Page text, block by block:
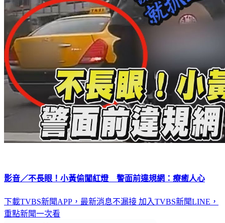
影音／不長眼！小黃偷闖紅燈 警面前違規網：療癒人心
下載TVBS新聞APP，最新消息不漏接 加入TVBS新聞LINE，
重點新聞一次看